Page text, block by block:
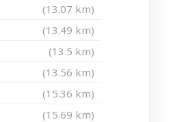
(13.07 km)
(13.49 km)
(13.5 km)
(13.56 km)
(15.36 km)
(15.69 km)